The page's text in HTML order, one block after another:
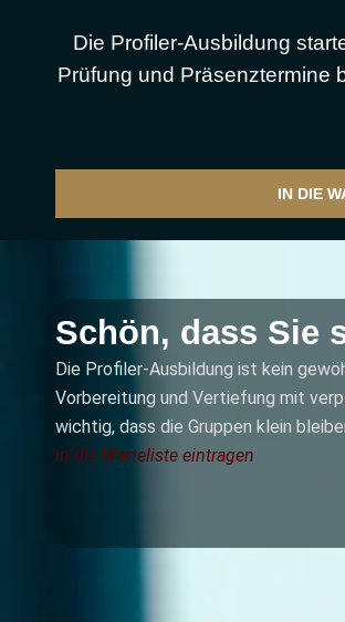
Die Profiler-Ausbildung
Prüfung und Präsenztermine
IN DIE
Schön, dass Sie
Die Profiler-Ausbildung ist kein
Vorbereitung und Vertiefung mit
wichtig, dass die Gruppen klein
in die Warteliste eintragen